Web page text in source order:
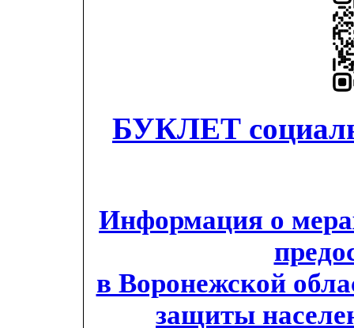
БУКЛЕТ
Информация о
в Воронежской
защиты